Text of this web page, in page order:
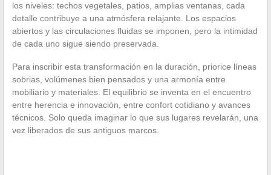
los niveles: techos vegetales, patios, amplias ventanas, cada
detalle contribuye a una atmósfera relajante. Los espacios
abiertos y las circulaciones fluidas se imponen, pero la intimidad
de cada uno sigue siendo preservada.
Para inscribir esta transformación en la duración, priorice líneas
sobrias, volúmenes bien pensados y una armonía entre
mobiliario y materiales. El equilibrio se inventa en el encuentro
entre herencia e innovación, entre confort cotidiano y avances
técnicos. Solo queda imaginar lo que sus lugares revelarán, una
vez liberados de sus antiguos marcos.